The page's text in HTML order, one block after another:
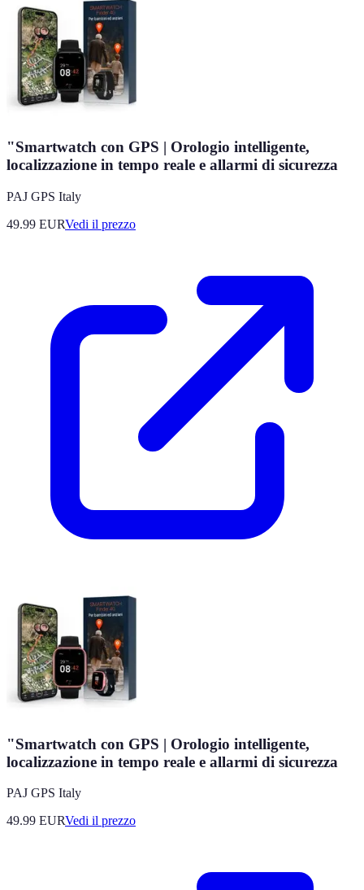
"Smartwatch con GPS | Orologio intelligente,
localizzazione in tempo reale e allarmi di sicurezza
PAJ GPS Italy
49.99 EURVedi il prezzo
"Smartwatch con GPS | Orologio intelligente,
localizzazione in tempo reale e allarmi di sicurezza
PAJ GPS Italy
49.99 EURVedi il prezzo